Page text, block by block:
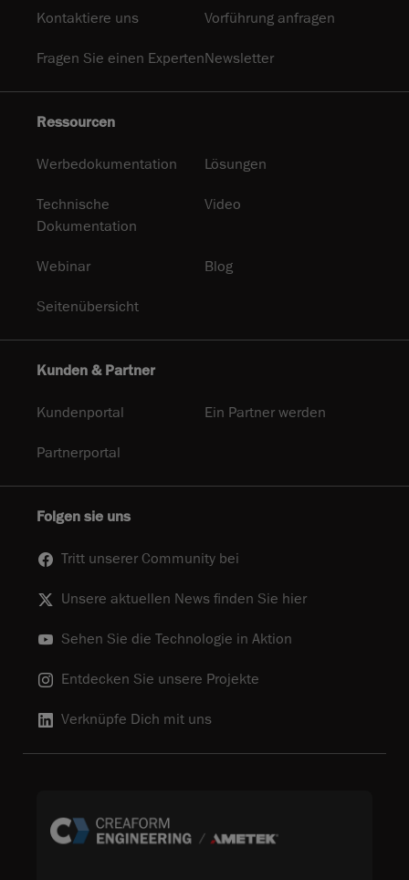
Kontaktiere uns Vorführung anfragen
Fragen Sie einen ExpertenNewsletter
Ressourcen
Werbedokumentation Lösungen
Technische
Dokumentation
Video
Webinar Blog
Seitenübersicht
Kunden & Partner
Kundenportal Ein Partner werden
Partnerportal
Folgen sie uns
Tritt unserer Community bei
Unsere aktuellen News finden Sie hier
Sehen Sie die Technologie in Aktion
Entdecken Sie unsere Projekte
Verknüpfe Dich mit uns